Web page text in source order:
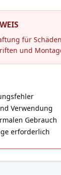
für
und
Verwendung
Gebrauch
erforderlich